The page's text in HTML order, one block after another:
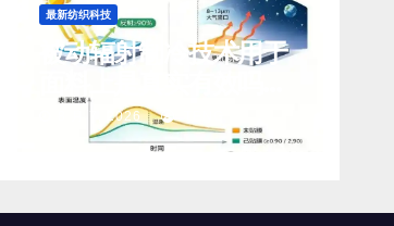
最新纺织科技
被动辐射制冷技术用于
前景如何？
8 月 7, 2026